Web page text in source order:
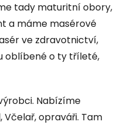
tady maturitní obory,
a máme masérové
ve zdravotnictví,
oblíbené o ty tříleté,
Nabízíme
opraváři. Tam